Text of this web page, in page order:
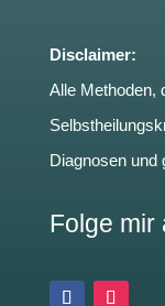
Disclaimer:
Alle Methoden,
Diagnosen und
Folge mir